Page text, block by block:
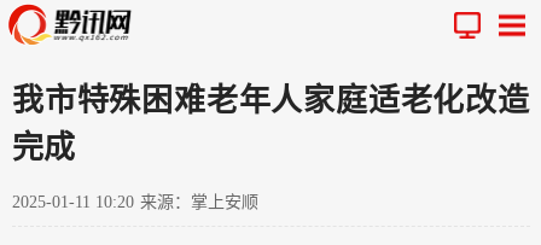
我市特殊困难老年人家庭适老化改造
完成
2025-01-11 10:20 来源：掌上安顺